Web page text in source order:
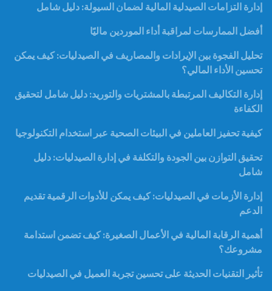
إدارة التزامات الصيدلية المالية لضمان السيولة: دليل شامل
أفضل الممارسات لمراقبة أداء الموردين ماليًا
تحليل الفجوة بين الإيرادات والمصاريف في الصيدليات: كيف يمكن
تحسين الأداء المالي؟
إدارة التكاليف المرتبطة بالمشتريات والتوريد: دليل شامل لتحقيق
الكفاءة
كيفية تحفيز العاملين في البيئات الصحية عبر استخدام التكنولوجيا
تحقيق التوازن بين الجودة والتكلفة في إدارة الصيدليات: دليل
شامل
إدارة الأزمات في الصيدليات: كيف يمكن للأدوات الرقمية تقديم
الدعم
أهمية الرقابة المالية في الأعمال الصغيرة: كيف تضمن استدامة
مشروعك؟
تأثير التقنيات الحديثة على تحسين تجربة العميل في الصيدليات